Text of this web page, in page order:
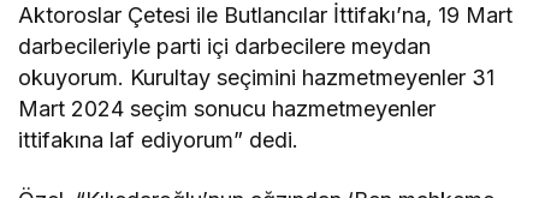
Aktoroslar Çetesi ile Butlancılar İttifakı’na, 19 Mart
darbecileriyle parti içi darbecilere meydan
okuyorum. Kurultay seçimini hazmetmeyenler 31
Mart 2024 seçim sonucu hazmetmeyenler
ittifakına laf ediyorum” dedi.